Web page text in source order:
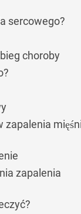
sercowego?
choroby
zapalenia
zapalenia